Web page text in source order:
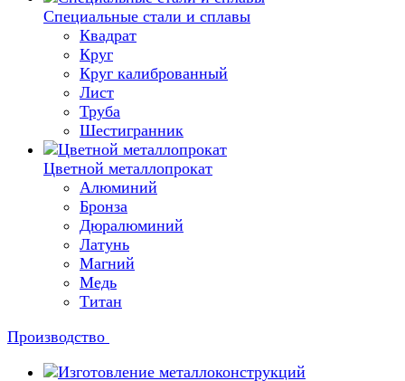
Специальные стали и сплавы
Квадрат
Круг
Круг калиброванный
Лист
Труба
Шестигранник
Цветной металлопрокат
Алюминий
Бронза
Дюралюминий
Латунь
Магний
Медь
Титан
Производство